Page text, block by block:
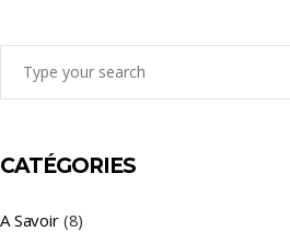
CATÉGORIES
A Savoir(8)